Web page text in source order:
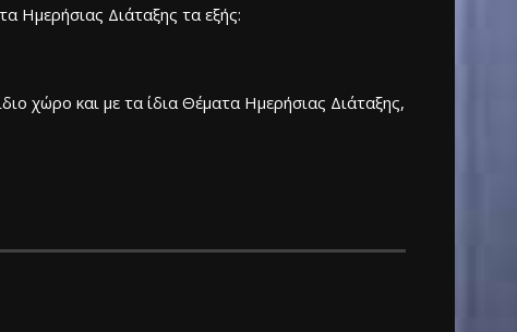
Ημερήσιας Διάταξης τα εξής:
χώρο και με τα ίδια Θέματα Ημερήσιας Διάταξης,